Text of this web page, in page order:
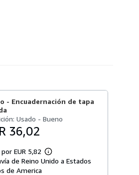
- Encuadernación de tapa
Usado - Bueno
36,02
EUR 5,82
Más
información
de Reino Unido a Estados
de America